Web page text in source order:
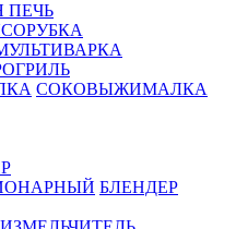
ПЕЧЬ
СОКОВЫЖИМАЛКА
БЛЕНДЕР